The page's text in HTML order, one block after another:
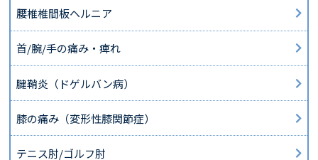
腰椎椎間板ヘルニア
首/腕/手の痛み・痺れ
腱鞘炎（ドゲルバン病）
膝の痛み（変形性膝関節症）
テニス肘/ゴルフ肘